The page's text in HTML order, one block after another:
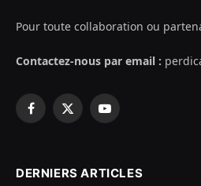
Pour toute collaboration ou
Contactez-nous par email :
Facebook
X
YouTube
DERNIERS ARTICLES